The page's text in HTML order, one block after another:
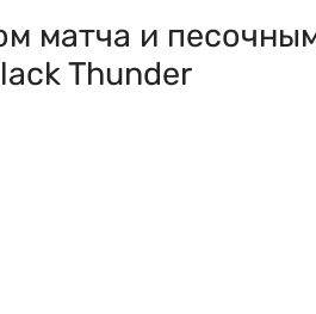
матча и
Thunder